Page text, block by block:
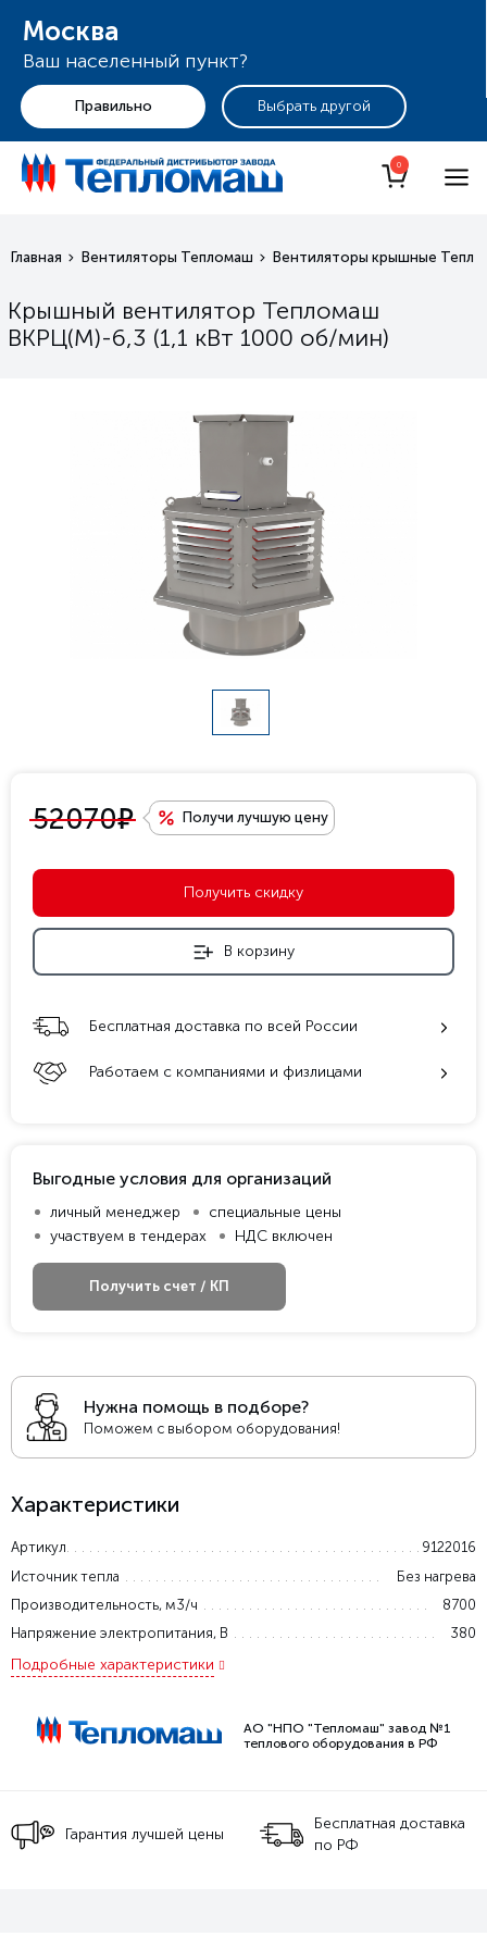
Москва
Ваш населенный пункт?
+7 (495) 255-19-29
0
Главная Вентиляторы Тепломаш Вентиляторы крышные
Крышный вентилятор Тепломаш
ВКРЦ(М)-6,3 (1,1 кВт 1000 oб/мин)
Нужна помощь в подборе?
Поможем с выбором оборудования!
Характеристики
Артикул
9122016
Источник тепла
Без нагрева
Производительность, м3/ч
8700
Напряжение электропитания, В
380
Подробные характеристики
АО "НПО "Тепломаш" завод №1
теплового оборудования в РФ
52070е Получи лучшую цену
Получить скидку
В корзину
Бесплатная доставка по всей России
Работаем с компаниями и физлицами
Выгодные условия для организаций
личный менеджер
специальные цены
участвуем в тендерах
НДС включен
Получить счет / КП
Гарантия лучшей цены
Бесплатная доставка
по РФ